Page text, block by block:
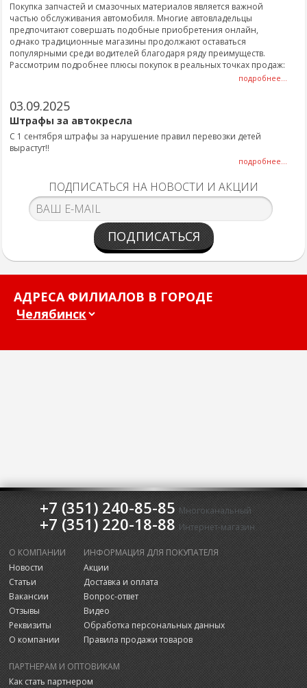
Покупка запчастей и смазочных материалов является важной
частью обслуживания автомобиля. Многие автовладельцы
предпочитают совершать подобные приобретения онлайн,
однако традиционные магазины продолжают оставаться
популярными среди водителей благодаря ряду преимуществ.
Рассмотрим подробнее плюсы покупок в реальных точках продаж:
подробнее...
03.09.2025
Штрафы за автокресла
С 1 сентября штрафы за нарушение правил перевозки детей
вырастут!!
подробнее...
ПОДПИСАТЬСЯ НА НОВОСТИ И АКЦИИ
ПОДПИСАТЬСЯ
АДРЕСА ФИЛИАЛОВ В ГОРОДЕ
+7 (351) 240-85-85 Многоканальный
+7 (351) 220-18-88 Интернет-магазин
О КОМПАНИИ
Новости
Статьи
Вакансии
Отзывы
Реквизиты
О компании
ИНФОРМАЦИЯ ДЛЯ ПОКУПАТЕЛЯ
Акции
Доставка и оплата
Вопрос-ответ
Видео
Обработка персональных данных
Правила продажи товаров
ПАРТНЕРАМ И ОПТОВИКАМ
Как стать партнером